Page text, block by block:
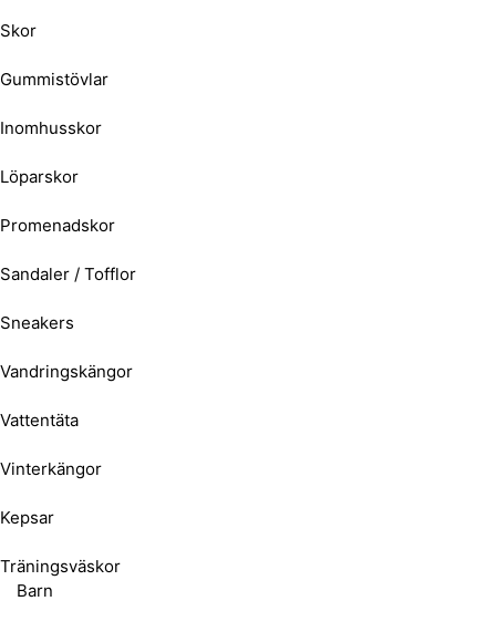
Skor
Gummistövlar
Inomhusskor
Löparskor
Promenadskor
Sandaler / Tofflor
Sneakers
Vandringskängor
Vattentäta
Vinterkängor
Kepsar
Träningsväskor
Barn